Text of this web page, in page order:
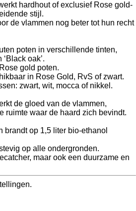
hardhout of exclusief Rose gold-
stijl.
de vlammen nog beter tot hun recht
poten in verschillende tinten,
‘Black oak’.
gold poten.
in Rose Gold, RvS of zwart.
zwart, wit, mocca of nikkel.
de gloed van de vlammen,
ruimte waar de haard zich bevindt.
brandt op 1,5 liter bio-ethanol
op alle ondergronden.
maar ook een duurzame en